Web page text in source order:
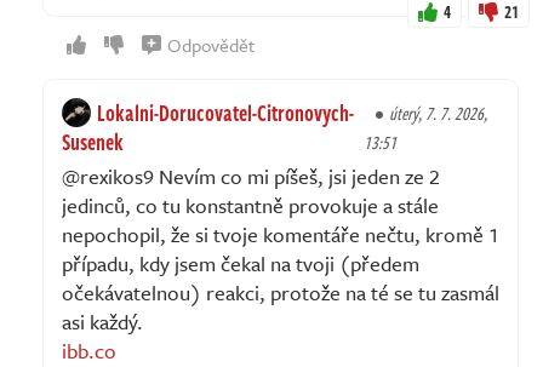
4 21
Odpovědět
Lokalni-Dorucovatel-Citronovych-
Susenek
úterý, 7. 7. 2026,
13:51
@rexikos9 Nevím co mi píšeš, jsi jeden ze 2
jedinců, co tu konstantně provokuje a stále
nepochopil, že si tvoje komentáře nečtu, kromě 1
případu, kdy jsem čekal na tvoji (předem
očekávatelnou) reakci, protože na té se tu zasmál
asi každý.
ibb.co